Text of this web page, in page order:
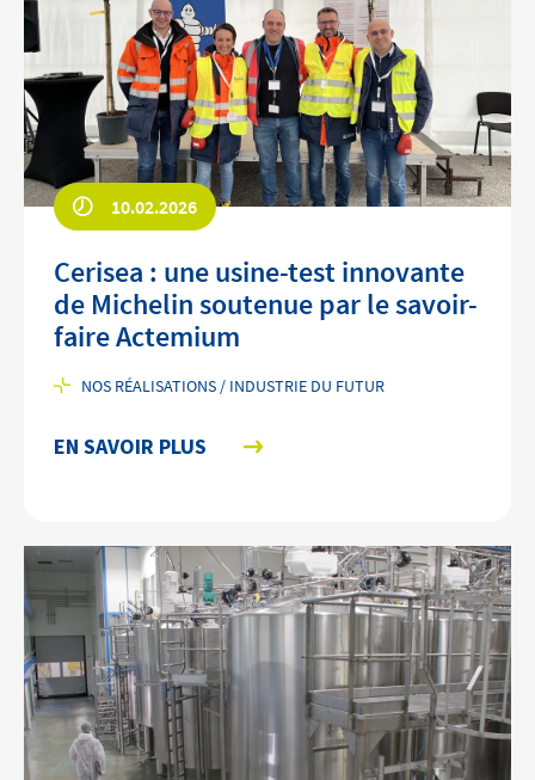
10.02.2026
NOS RÉALISATIONS / INDUSTRIE DU FUTUR
Cerisea : une usine-test innovante
de Michelin soutenue par le savoir-
faire Actemium
EN SAVOIR PLUS